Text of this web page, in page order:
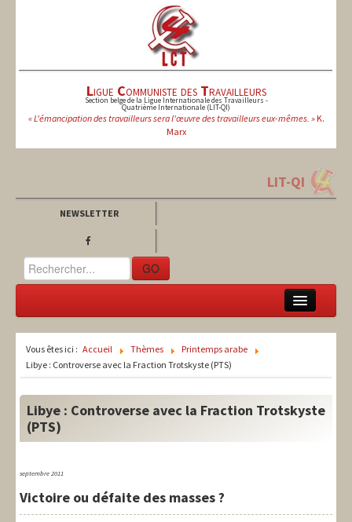
Ligue Communiste des Travailleurs
Section belge de la Ligue Internationale des Travailleurs -
Quatrième Internationale (LIT-QI)
« L'émancipation des travailleurs sera l'œuvre des travailleurs eux-mêmes. »K.
Marx
LIT-QI
NEWSLETTER
GO
National
Syndical
Vous êtes ici : Accueil Thèmes
Printemps arabe
Libye : Controverse avec la Fraction Trotskyste (PTS)
Libye : Controverse avec la Fraction Trotskyste
(PTS)
septembre 2011
Victoire ou défaite des masses ?